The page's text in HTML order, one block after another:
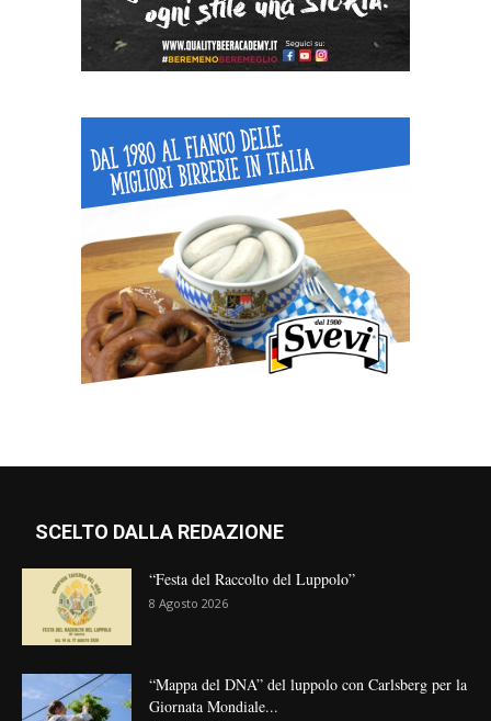
SCELTO DALLA REDAZIONE
“Festa del Raccolto del Luppolo”
8 Agosto 2026
“Mappa del DNA” del luppolo con Carlsberg per la
Giornata Mondiale...